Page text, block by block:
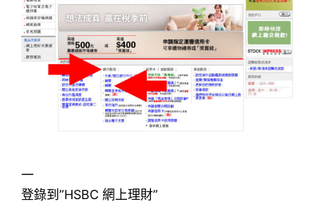
一
登錄到”HSBC 網上理財”